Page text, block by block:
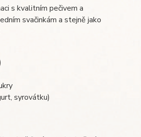
s kvalitním pečivem a
svačinkám a stejně jako
syrovátku)